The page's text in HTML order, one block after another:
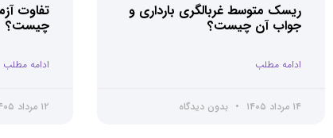
ریسک متوسط غربالگری بارداری و
جواب آن چیست؟
ادامه مطلب
۱۴ مرداد ۱۴۰۵ بدون دیدگاه
چیست؟
ادامه مطلب
۱۲ مرداد ۱۴۰۵